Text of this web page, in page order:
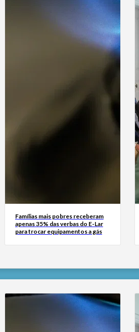
Famílias mais pobres receberam
apenas 35% das verbas do E-Lar
para trocar equipamentos a gás